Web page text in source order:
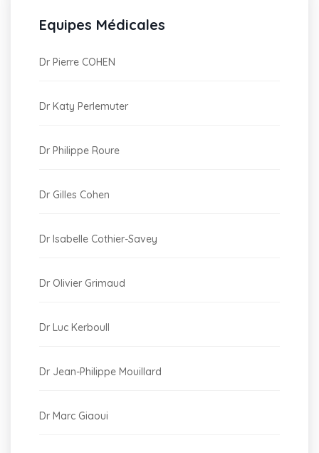
Equipes Médicales
Dr Pierre COHEN
Dr Katy Perlemuter
Dr Philippe Roure
Dr Gilles Cohen
Dr Isabelle Cothier-Savey
Dr Olivier Grimaud
Dr Luc Kerboull
Dr Jean-Philippe Mouillard
Dr Marc Giaoui